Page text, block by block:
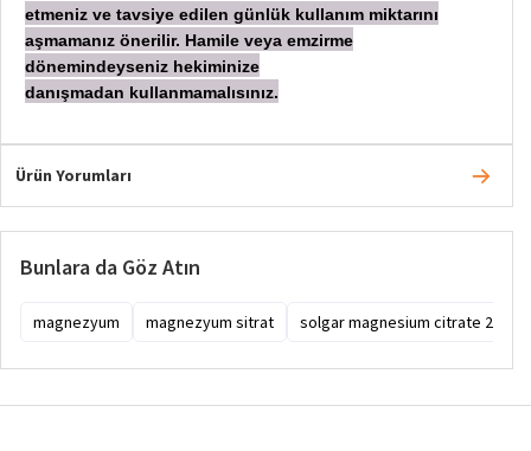
etmeniz ve tavsiye edilen günlük kullanım miktarını
aşmamanız önerilir. Hamile veya emzirme
dönemindeyseniz hekiminize
danışmadan kullanmamalısınız.
Ürün Yorumları
Bunlara da Göz Atın
magnezyum magnezyum sitrat solgar magnesium citrate 200